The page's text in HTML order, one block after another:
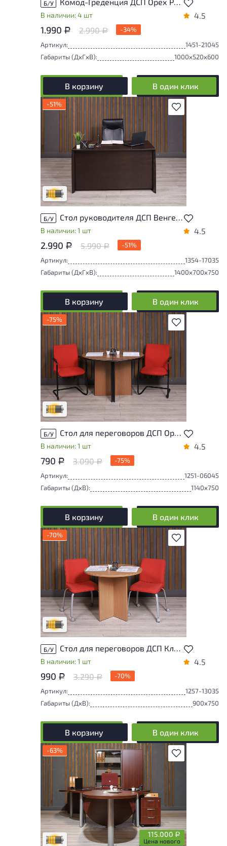
Б/У
В наличии: 4 шт 4.5
1.990 Р 2.990Р
-34%
Артикул:
1451-21045
Габариты (ДxГxВ):
1000x520x600
В корзину В один клик
В избранное
-51%
Товар может иметь незначительные
повреждения и/или следы эксплуатации,
не влияющие на удобство его
использования
Удовлетворительный износ
Б/У Стол руководителя ДСП Венге Россия
В наличии: 1 шт 4.5
2.990 Р 5.990Р
-51%
Артикул:
1354-17035
Габариты (ДxГxВ):
1400x700x750
В корзину В один клик
В избранное
-75%
Товар может иметь незначительные
повреждения и/или следы эксплуатации,
не влияющие на удобство его
использования
Удовлетворительный износ
Б/У Стол для переговоров ДСП Орех Россия
В наличии: 1 шт 4.5
790 Р 3.090Р
-75%
Артикул:
1251-06045
Габариты (ДxВ):
1140x750
В корзину В один клик
В избранное
-70%
Товар может иметь незначительные
повреждения и/или следы эксплуатации,
не влияющие на удобство его
использования
Удовлетворительный износ
Б/У Стол для переговоров ДСП Клен Россия
В наличии: 1 шт 4.5
990 Р 3.290Р
-70%
Артикул:
1257-13035
Габариты (ДxВ):
900x750
В корзину В один клик
В избранное
-63%
115.000 Р
Цена нового
Товар может иметь незначительные
повреждения и/или следы эксплуатации,
не влияющие на удобство его
использования
Удовлетворительный износ